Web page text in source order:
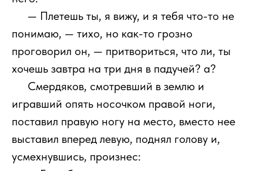
— Плетешь ты, я вижу, и я тебя что-то не
понимаю, — тихо, но как-то грозно
проговорил он, — притвориться, что ли, ты
хочешь завтра на три дня в падучей? а?
Смердяков, смотревший в землю и
игравший опять носочком правой ноги,
поставил правую ногу на место, вместо нее
выставил вперед левую, поднял голову и,
усмехнувшись, произнес: